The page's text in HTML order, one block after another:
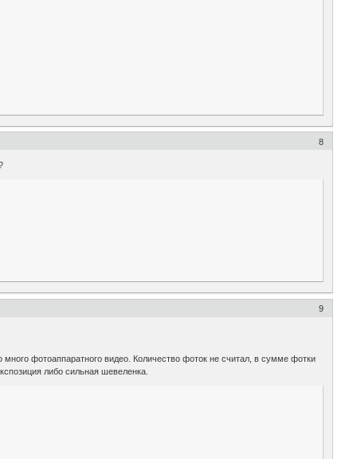
8
9
фотоаппаратного видео. Количество фоток не считал, в сумме фотки
либо сильная шевеленка.